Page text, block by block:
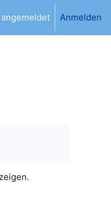
Anmelden